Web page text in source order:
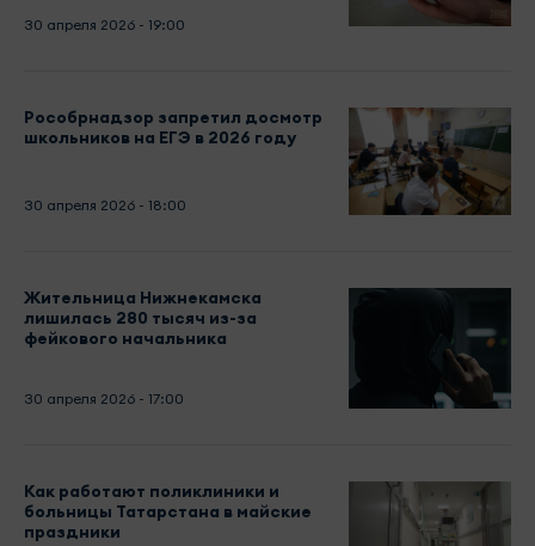
30 апреля 2026 - 19:00
Рособрнадзор запретил досмотр
школьников на ЕГЭ в 2026 году
30 апреля 2026 - 18:00
Жительница Нижнекамска
лишилась 280 тысяч из-за
фейкового начальника
30 апреля 2026 - 17:00
Как работают поликлиники и
больницы Татарстана в майские
праздники